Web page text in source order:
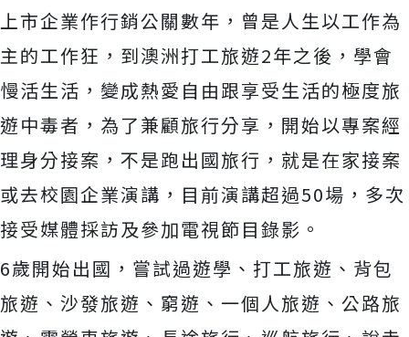
上市企業作行銷公關數年，曾是人生以工作為
主的工作狂， 到澳洲打工旅遊2年之後，學會
慢活生活， 變成熱愛自由跟享受生活的極度旅
遊中毒者，為了兼顧旅行分享， 開始以專案經
理身分接案，不是跑出國旅行， 就是在家接案
或去校園企業演講，目前演講超過50場， 多次
接受媒體採訪及參加電視節目錄影。
6歲開始出國，嘗試過遊學、打工旅遊、背包
旅遊、沙發旅遊、 窮遊、一個人旅遊、公路旅